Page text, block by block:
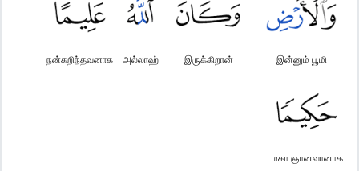
இன்னும் பூமி
இருக்கிறான்
அல்லாஹ்
நன்கறிந்தவனாக
மகா ஞானவானாக